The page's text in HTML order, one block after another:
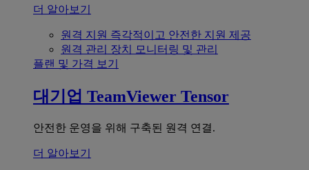
더 알아보기
원격 지원 즉각적이고 안전한 지원 제공
원격 관리 장치 모니터링 및 관리
플랜 및 가격 보기
대기업 TeamViewer Tensor
안전한 운영을 위해 구축된 원격 연결.
더 알아보기